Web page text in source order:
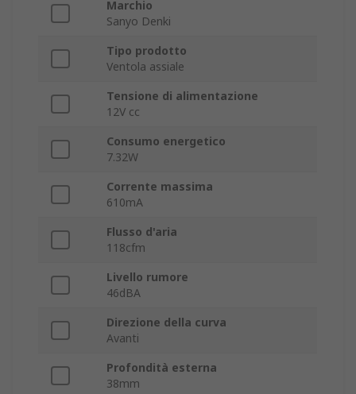
Marchio
Sanyo Denki
Tipo prodotto
Ventola assiale
Tensione di alimentazione
12V cc
Consumo energetico
7.32W
Corrente massima
610mA
Flusso d'aria
118cfm
Livello rumore
46dBA
Direzione della curva
Avanti
Profondità esterna
38mm